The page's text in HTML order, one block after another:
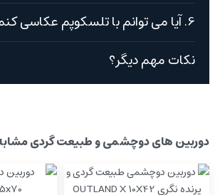
6. آیا می توانم با تلسکوپم عکاسی کنم؟
نکات مهم دیگر؟
دوربین های دوچشمی و طبیعت گردی